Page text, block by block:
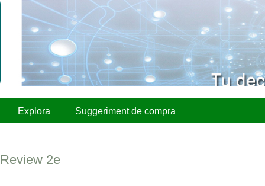
Explora Suggeriment de compra
2e